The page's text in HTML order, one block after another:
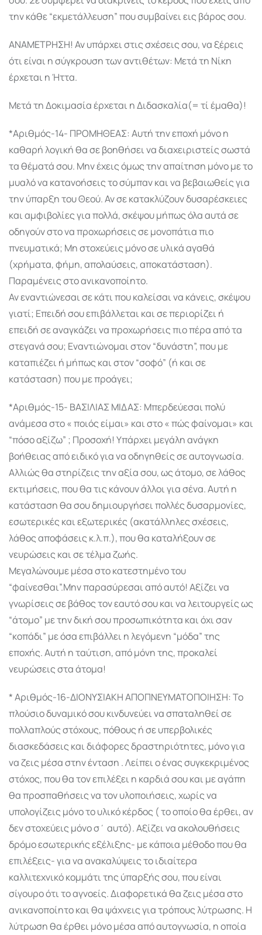
την κάθε “εκμετάλλευση” που συμβαίνει εις βάρος σου.
ΑΝΑΜΕΤΡΗΣΗ! Αν υπάρχει στις σχέσεις σου, να ξέρεις
ότι είναι η σύγκρουση των αντιθέτων: Μετά τη Νίκη
έρχεται η Ήττα.
Μετά τη Δοκιμασία έρχεται η Διδασκαλία(= τί έμαθα)!
*Αριθμός-14- ΠΡΟΜΗΘΕΑΣ: Αυτή την εποχή μόνο η
καθαρή λογική θα σε βοηθήσει να διαχειριστείς σωστά
τα θέματά σου. Μην έχεις όμως την απαίτηση μόνο με το
μυαλό να κατανοήσεις το σύμπαν και να βεβαιωθείς για
την ύπαρξη του Θεού. Αν σε κατακλύζουν δυσαρέσκειες
και αμφιβολίες για πολλά, σκέψου μήπως όλα αυτά σε
οδηγούν στο να προχωρήσεις σε μονοπάτια πιο
πνευματικά; Μη στοχεύεις μόνο σε υλικά αγαθά
(χρήματα, φήμη, απολαύσεις, αποκατάσταση).
Παραμένεις στο ανικανοποίητο.
Αν εναντιώνεσαι σε κάτι που καλείσαι να κάνεις, σκέψου
γιατί; Επειδή σου επιβάλλεται και σε περιορίζει ή
επειδή σε αναγκάζει να προχωρήσεις πιο πέρα από τα
στεγανά σου; Εναντιώνομαι στον “δυνάστη”, που με
καταπιέζει ή μήπως και στον “σοφό” (ή και σε
κατάσταση) που με προάγει;
*Αριθμός-15- ΒΑΣΙΛΙΑΣ ΜΙΔΑΣ: Μπερδεύεσαι πολύ
ανάμεσα στο « ποιός είμαι» και στο « πώς φαίνομαι» και
“πόσο αξίζω” ; Προσοχή! Υπάρχει μεγάλη ανάγκη
βοήθειας από ειδικό για να οδηγηθείς σε αυτογνωσία.
Αλλιώς θα στηρίζεις την αξία σου, ως άτομο, σε λάθος
εκτιμήσεις, που θα τις κάνουν άλλοι για σένα. Αυτή η
κατάσταση θα σου δημιουργήσει πολλές δυσαρμονίες,
εσωτερικές και εξωτερικές (ακατάλληλες σχέσεις,
λάθος αποφάσεις κ.λ.π.), που θα καταλήξουν σε
νευρώσεις και σε τέλμα ζωής.
Μεγαλώνουμε μέσα στο κατεστημένο του
“φαίνεσθαι”.Μην παρασύρεσαι από αυτό! Αξίζει να
γνωρίσεις σε βάθος τον εαυτό σου και να λειτουργείς ως
“άτομο” με την δική σου προσωπικότητα και όχι σαν
“κοπάδι” με όσα επιβάλλει η λεγόμενη “μόδα” της
εποχής. Αυτή η ταύτιση, από μόνη της, προκαλεί
νευρώσεις στα άτομα!
* Αριθμός-16-ΔΙΟΝΥΣΙΑΚΗ ΑΠΟΠΝΕΥΜΑΤΟΠΟΙΗΣΗ: Το
πλούσιο δυναμικό σου κινδυνεύει να σπαταληθεί σε
πολλαπλούς στόχους, πόθους ή σε υπερβολικές
διασκεδάσεις και διάφορες δραστηριότητες, μόνο για
να ζεις μέσα στην ένταση . Λείπει ο ένας συγκεκριμένος
στόχος, που θα τον επιλέξει η καρδιά σου και με αγάπη
θα προσπαθήσεις να τον υλοποιήσεις, χωρίς να
υπολογίζεις μόνο το υλικό κέρδος ( το οποίο θα έρθει, αν
δεν στοχεύεις μόνο σ΄ αυτό). Αξίζει να ακολουθήσεις
δρόμο εσωτερικής εξέλιξης- με κάποια μέθοδο που θα
επιλέξεις- για να ανακαλύψεις το ιδιαίτερα
καλλιτεχνικό κομμάτι της ύπαρξής σου, που είναι
σίγουρο ότι το αγνοείς. Διαφορετικά θα ζεις μέσα στο
ανικανοποίητο και θα ψάχνεις για τρόπους λύτρωσης. Η
λύτρωση θα έρθει μόνο μέσα από αυτογνωσία, η οποία